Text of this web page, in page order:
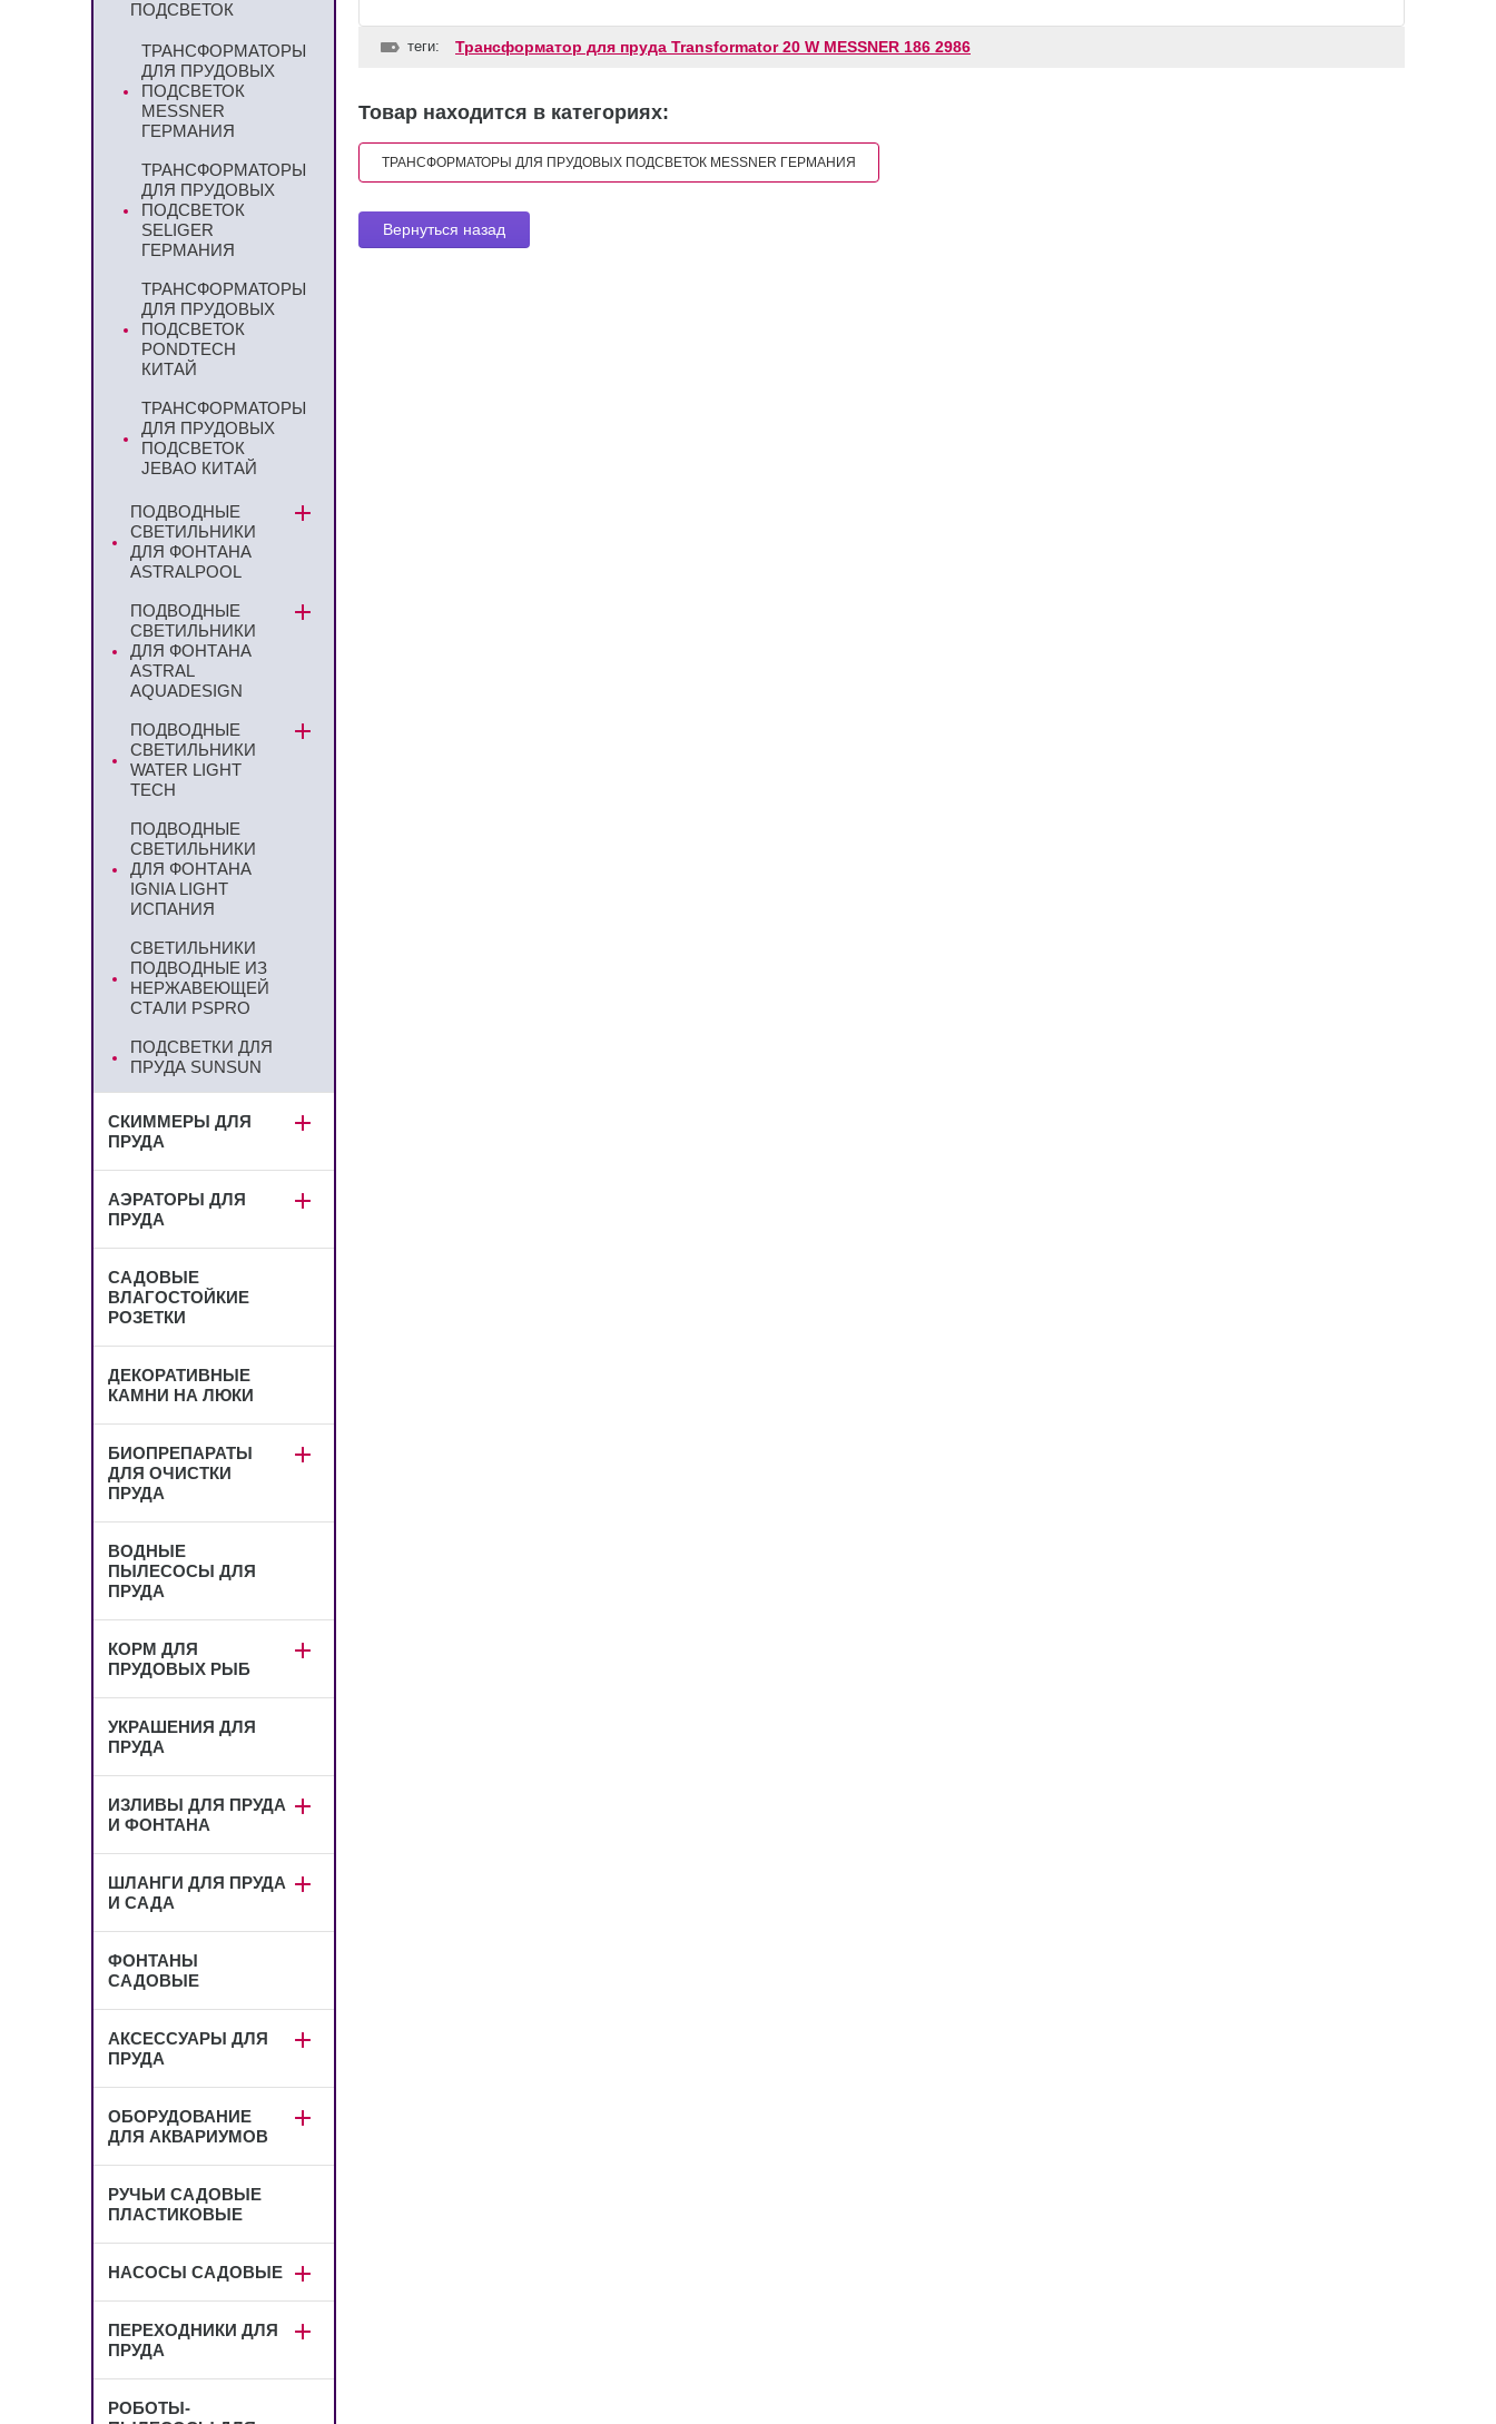
теги: Трансформатор для пруда Transformator 20 W MESSNER 186 2986
Товар находится в категориях:
ТРАНСФОРМАТОРЫ ДЛЯ ПРУДОВЫХ ПОДСВЕТОК MESSNER ГЕРМАНИЯ
Вернуться назад
ПОДСВЕТОК
ТРАНСФОРМАТОРЫ
ДЛЯ ПРУДОВЫХ
ПОДСВЕТОК
MESSNER
ГЕРМАНИЯ
ТРАНСФОРМАТОРЫ
ДЛЯ ПРУДОВЫХ
ПОДСВЕТОК
SELIGER
ГЕРМАНИЯ
ТРАНСФОРМАТОРЫ
ДЛЯ ПРУДОВЫХ
ПОДСВЕТОК
PONDTECH
КИТАЙ
ТРАНСФОРМАТОРЫ
ДЛЯ ПРУДОВЫХ
ПОДСВЕТОК
JEBAO КИТАЙ
ПОДВОДНЫЕ
СВЕТИЛЬНИКИ
ДЛЯ ФОНТАНА
ASTRALPOOL
ПОДВОДНЫЕ
СВЕТИЛЬНИКИ
ДЛЯ ФОНТАНА
ASTRAL
AQUADESIGN
ПОДВОДНЫЕ
СВЕТИЛЬНИКИ
WATER LIGHT
TECH
ПОДВОДНЫЕ
СВЕТИЛЬНИКИ
ДЛЯ ФОНТАНА
IGNIA LIGHT
ИСПАНИЯ
СВЕТИЛЬНИКИ
ПОДВОДНЫЕ ИЗ
НЕРЖАВЕЮЩЕЙ
СТАЛИ PSPRO
ПОДСВЕТКИ ДЛЯ
ПРУДА SUNSUN
СКИММЕРЫ ДЛЯ
ПРУДА
АЭРАТОРЫ ДЛЯ
ПРУДА
САДОВЫЕ
ВЛАГОСТОЙКИЕ
РОЗЕТКИ
ДЕКОРАТИВНЫЕ
КАМНИ НА ЛЮКИ
БИОПРЕПАРАТЫ
ДЛЯ ОЧИСТКИ
ПРУДА
ВОДНЫЕ
ПЫЛЕСОСЫ ДЛЯ
ПРУДА
КОРМ ДЛЯ
ПРУДОВЫХ РЫБ
УКРАШЕНИЯ ДЛЯ
ПРУДА
ИЗЛИВЫ ДЛЯ ПРУДА
И ФОНТАНА
ШЛАНГИ ДЛЯ ПРУДА
И САДА
ФОНТАНЫ
САДОВЫЕ
АКСЕССУАРЫ ДЛЯ
ПРУДА
ОБОРУДОВАНИЕ
ДЛЯ АКВАРИУМОВ
РУЧЬИ САДОВЫЕ
ПЛАСТИКОВЫЕ
НАСОСЫ САДОВЫЕ
ПЕРЕХОДНИКИ ДЛЯ
ПРУДА
РОБОТЫ-